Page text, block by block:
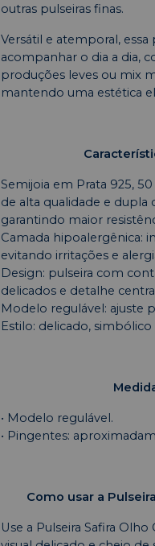
outras pulseiras finas.
Versátil e atemporal, essa
acompanhar o dia a dia,
produções leves ou mix
mantendo uma estética
Semijoia em Prata 925,
de alta qualidade e
garantindo maior
Camada hipoalergênica:
evitando irritações e
Design: pulseira com
delicados e detalhe
Modelo regulável: ajuste
Estilo: delicado, simbólico
• Modelo regulável.
• Pingentes:
Como usar a
Use a Pulseira Safira